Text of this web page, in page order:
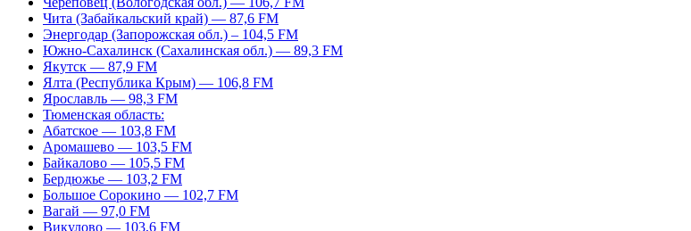
Чита (Забайкальский край) — 87,6 FM
Энергодар (Запорожская обл.) – 104,5 FM
Южно-Сахалинск (Сахалинская обл.) — 89,3 FM
Якутск — 87,9 FM
Ялта (Республика Крым) — 106,8 FM
Ярославль — 98,3 FM
Тюменская область:
Абатское — 103,8 FM
Аромашево — 103,5 FM
Байкалово — 105,5 FM
Бердюжье — 103,2 FM
Большое Сорокино — 102,7 FM
Вагай — 97,0 FM
Викулово — 103,6 FM